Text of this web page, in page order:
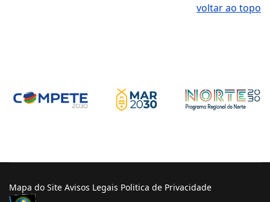
voltar ao topo
Mapa do Site Avisos Legais Politica de Privacidade